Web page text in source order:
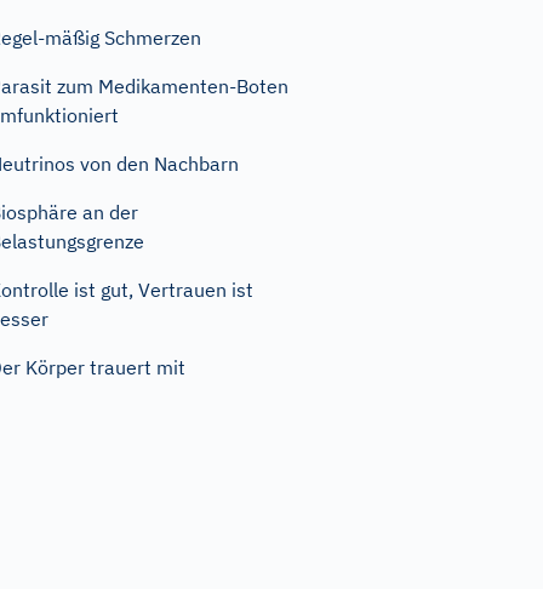
mäßig Schmerzen
zum Medikamenten-Boten
von den Nachbarn
an der
ist gut, Vertrauen ist
Körper trauert mit